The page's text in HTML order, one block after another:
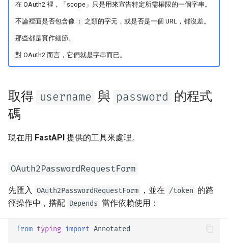
包含 WSGI：Flask、Django
等
使用 Base64 表示位元組的
JSON
嚴格的 Content-Type 檢查
在 OAuth2 裡，「scope」只是用來宣告特定所需權限的一個字串。
不論裡面是否包含像 : 之類的字元，或是否是一個 URL，都沒差。
那些都是實作細節。
對 OAuth2 而言，它們就是字串而已。
取得 username 與 password 的程式
碼
現在用 FastAPI 提供的工具來處理。
OAuth2PasswordRequestForm
先匯入 OAuth2PasswordRequestForm ，並在 /token 的路
徑操作中，搭配 Depends 當作依賴使用：
from typing import Annotated